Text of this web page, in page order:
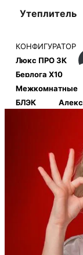
Утеплитель
КОНФИГУРАТОР
Люкс ПРО 3К
Берлога Х10
Межкомнатные
БЛЭК